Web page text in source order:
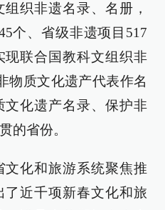
织非遗名录、名册，
个、省级非遗项目517
联合国教科文组织非
物质文化遗产代表作名
化遗产名录、保护非
的省份。
化和旅游系统聚焦推
近千项新春文化和旅